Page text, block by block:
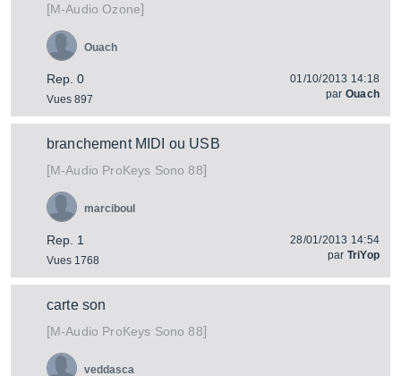
[M-Audio Ozone]
Rep. 0
Vues 897
Ouach
01/10/2013 14:18
par Ouach
branchement MIDI ou USB
[M-Audio ProKeys Sono 88]
Rep. 1
Vues 1768
marciboul
28/01/2013 14:54
par TriYop
carte son
[M-Audio ProKeys Sono 88]
veddasca